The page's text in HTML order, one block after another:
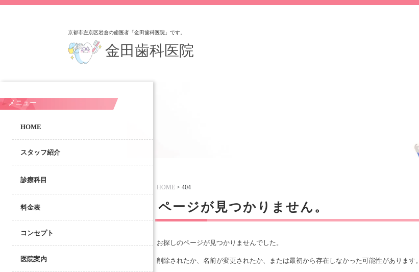
京都市左京区岩倉の歯医者「金田歯科医院」です。
金田歯科医院
メニュー
HOME
スタッフ紹介
診療科目
料金表
コンセプト
医院案内
HOME > 404
ページが見つかりません。
お探しのページが見つかりませんでした。
削除されたか、名前が変更されたか、または最初から存在しなかった可能性があります。